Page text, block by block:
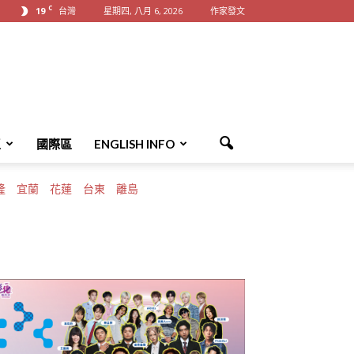
19 C 台灣 星期四, 八月 6, 2026 作家發文
國際區 ENGLISH INFO
宜蘭 花蓮 台東 離島